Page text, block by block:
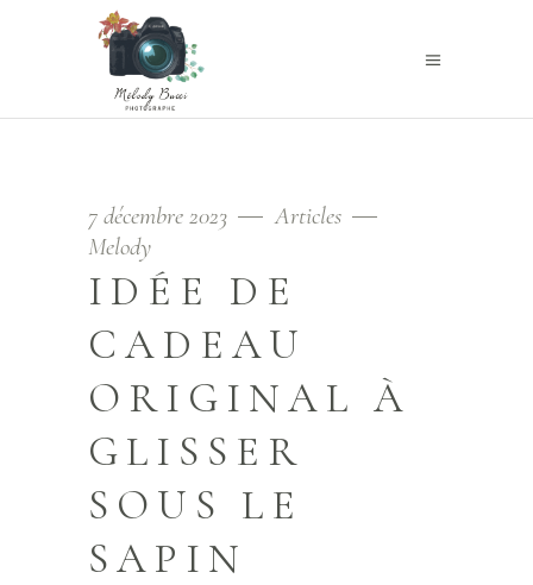
7 décembre 2023
Articles
Melody
IDÉE DE
CADEAU
ORIGINAL À
GLISSER
SOUS LE
SAPIN